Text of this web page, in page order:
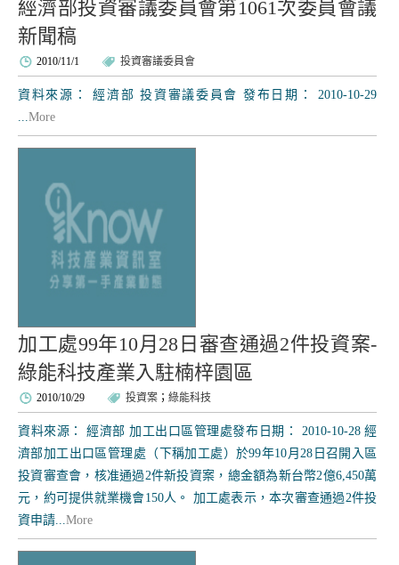
經濟部投資審議委員會第1061次委員會議
新聞稿
2010/11/1 投資審議委員會
資料來源： 經濟部 投資審議委員會 發布日期： 2010-10-29
...More
加工處99年10月28日審查通過2件投資案-
綠能科技產業入駐楠梓園區
2010/10/29 投資案 ； 綠能科技
資料來源： 經濟部 加工出口區管理處發布日期： 2010-10-28 經
濟部加工出口區管理處（下稱加工處）於99年10月28日召開入區
投資審查會，核准通過2件新投資案，總金額為新台幣2億6,450萬
元，約可提供就業機會150人。 加工處表示，本次審查通過2件投
資申請...More